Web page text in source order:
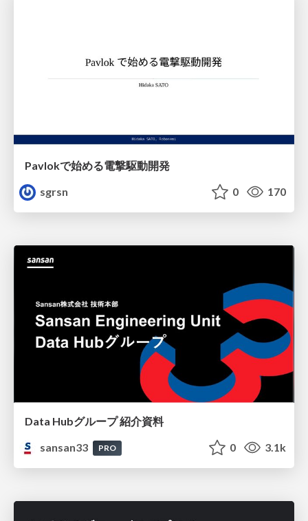
Pavlokで始める電撃駆動開発
sgrsn
0 170
Data Hubグループ 紹介資料
sansan33
PRO 0 3.1k